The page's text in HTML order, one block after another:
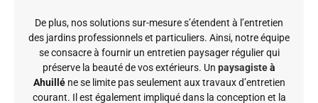
De plus, nos solutions sur-mesure s’étendent à l’entretien
des jardins professionnels et particuliers. Ainsi, notre équipe
se consacre à fournir un entretien paysager régulier qui
préserve la beauté de vos extérieurs. Un paysagisteà
Ahuilléne se limite pas seulement aux travaux d’entretien
courant. Il est également impliqué dans la conception et la